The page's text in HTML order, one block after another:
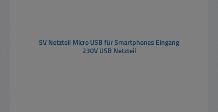
5V Netzteil Micro USB für Smartphones Eingang
230V USB Netzteil